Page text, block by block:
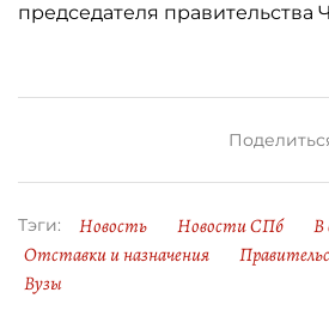
председателя правительства
Тэги: Новость Новости СПб
В
Отставки и назначения
Вузы